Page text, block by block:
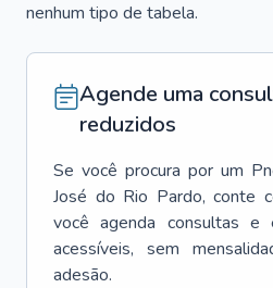
nenhum tipo de tabela.
Agende uma
reduzidos
Se você procura por um
José do Rio Pardo, conte
você agenda consultas e
acessíveis, sem
adesão.